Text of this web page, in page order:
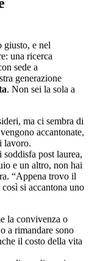
giusto, e nel
una ricerca
sede a
generazione
. Non sei la sola a
ma ci sembra di
accantonate,
lavoro.
post laurea,
e un altro, non hai
“Appena trovo il
si accantona uno
la convivenza o
a rimandare sono
il costo della vita